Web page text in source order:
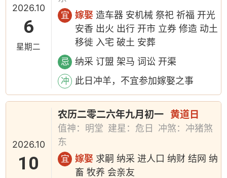
2026.10
6
星期二
宜 嫁娶 造车器 安机械 祭祀 祈福 开光
安香 出火 出行 开市 立券 修造 动土
移徙 入宅 破土 安葬
忌 纳采 订盟 架马 词讼 开渠
冲 此日冲羊，不宜参加嫁娶之事
2026.10
10
农历二零二六年九月初一 黄道日
值神：明堂 建星：危日
冲煞：冲猪煞
东
宜 嫁娶 求嗣 纳采 进人口 纳财 结网 纳
畜 牧养 会亲友